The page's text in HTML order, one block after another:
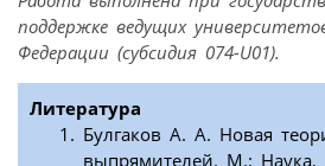
поддержке ведущих
Федерации (субсидия 074-U01).
Литература
Булгаков А. А. Новая
выпрямителей. М.: Наука,